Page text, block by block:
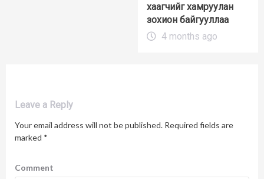
хаагчийг хамруулан
зохион байгууллаа
4 months ago
Leave a Reply
Your email address will not be published. Required fields are
marked *
Comment